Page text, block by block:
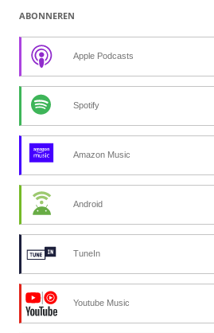
ABONNEREN
Apple Podcasts
Spotify
Amazon Music
Android
TuneIn
Youtube Music